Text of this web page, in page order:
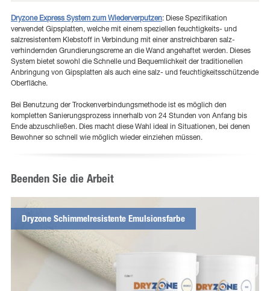
Dryzone Express System zum Wiederverputzen: Diese Spezifikation
verwendet Gipsplatten, welche mit einem speziellen feuchtigkeits- und
salzresistentem Klebstoff in Verbindung mit einer anstreichbaren salz-
verhindernden Grundierungscreme an die Wand angehaftet werden. Dieses
System bietet sowohl die Schnelle und Bequemlichkeit der traditionellen
Anbringung von Gipsplatten als auch eine salz- und feuchtigkeitsschützende
Oberfläche.
Bei Benutzung der Trockenverbindungsmethode ist es möglich den
kompletten Sanierungsprozess innerhalb von 24 Stunden von Anfang bis
Ende abzuschließen. Dies macht diese Wahl ideal in Situationen, bei denen
Bewohner so schnell wie möglich wieder einziehen müssen.
Beenden Sie die Arbeit
Dryzone Schimmelresistente Emulsionsfarbe